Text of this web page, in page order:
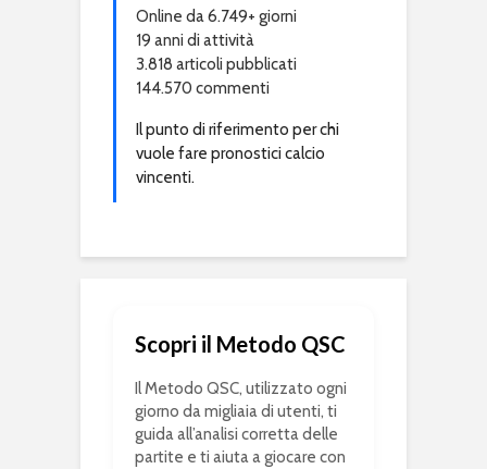
Online da 6.749+ giorni
19 anni di attività
3.818 articoli pubblicati
144.570 commenti
Il punto di riferimento per chi
vuole fare pronostici calcio
vincenti.
Scopri il Metodo QSC
Il Metodo QSC, utilizzato ogni
giorno da migliaia di utenti, ti
guida all’analisi corretta delle
partite e ti aiuta a giocare con